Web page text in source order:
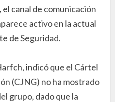
el canal de comunicación
activo en la actual
de Seguridad.
indicó que el Cártel
(CJNG) no ha mostrado
grupo, dado que la